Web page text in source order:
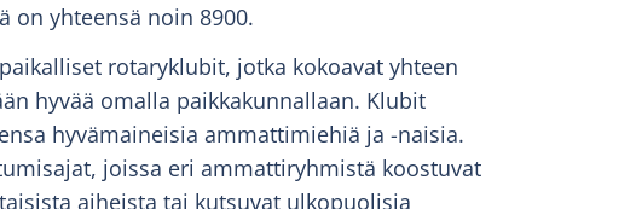
on yhteensä noin 8900.
rotaryklubit, jotka kokoavat yhteen
hyvää omalla paikkakunnallaan. Klubit
hyvämaineisia ammattimiehiä ja -naisia.
joissa eri ammattiryhmistä koostuvat
aiheista tai kutsuvat ulkopuolisia